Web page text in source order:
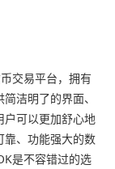
交易平台，拥有
洁明了的界面、
户可以更加舒心地
靠、功能强大的数
是不容错过的选